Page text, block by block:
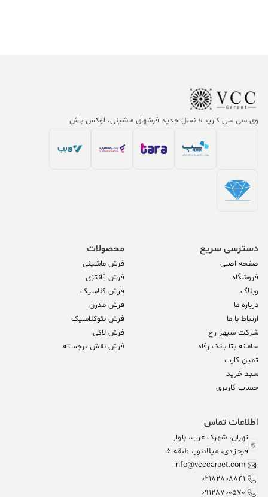
وی سی سی کارپت؛ نسل جدید فرشهای ماشینی، لوکس باش
دسترسی سریع
صفحه اصلی
فروشگاه
وبلاگ
درباره ما
ارتباط با ما
شرکت سپهر رخ
سامانه بتا بانک رفاه
ثمین کارت
سبد خرید
حساب کاربری
محصولات
فرش ماشینی
فرش فانتزی
فرش کلاسیک
فرش مدرن
فرش نئوکلاسیک
فرش لاکی
فرش نقش برجسته
اطلاعات تماس
تهران، شهرک غرب، بلوار
فرحزادی، میلادنور، طبقه 5
info@vcccarpet.com
02182808841
09128700570